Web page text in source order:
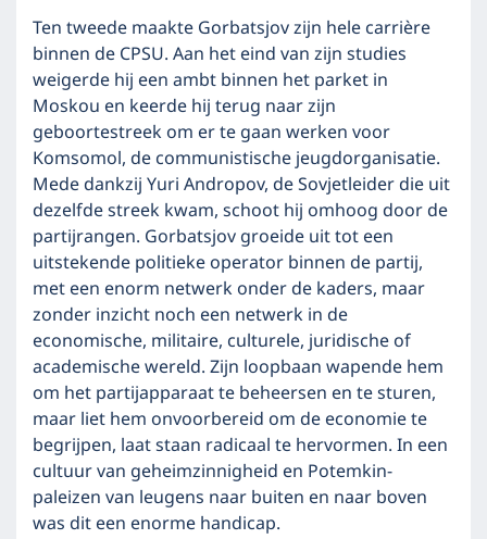
Ten tweede maakte Gorbatsjov zijn hele carrière
binnen de CPSU. Aan het eind van zijn studies
weigerde hij een ambt binnen het parket in
Moskou en keerde hij terug naar zijn
geboortestreek om er te gaan werken voor
Komsomol, de communistische jeugdorganisatie.
Mede dankzij Yuri Andropov, de Sovjetleider die uit
dezelfde streek kwam, schoot hij omhoog door de
partijrangen. Gorbatsjov groeide uit tot een
uitstekende politieke operator binnen de partij,
met een enorm netwerk onder de kaders, maar
zonder inzicht noch een netwerk in de
economische, militaire, culturele, juridische of
academische wereld. Zijn loopbaan wapende hem
om het partijapparaat te beheersen en te sturen,
maar liet hem onvoorbereid om de economie te
begrijpen, laat staan radicaal te hervormen. In een
cultuur van geheimzinnigheid en Potemkin-
paleizen van leugens naar buiten en naar boven
was dit een enorme handicap.